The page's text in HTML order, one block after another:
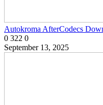
Autokroma AfterCodecs
0 322 0
September 13, 2025